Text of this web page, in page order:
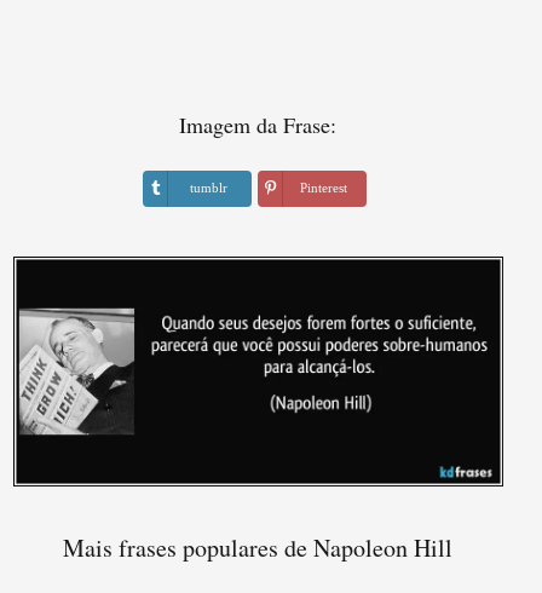
Imagem da Frase:
tumblr Pinterest
Mais frases populares de Napoleon Hill